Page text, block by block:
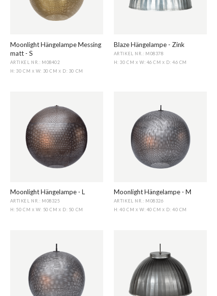
Moonlight Hängelampe Messing
matt - S
ARTIKEL NR.: M08402
H: 30 CM X W: 30 CM X D: 30 CM
Blaze Hängelampe - Zink
ARTIKEL NR.: M08378
H: 30 CM X W: 46 CMX D: 46 CM
Moonlight Hängelampe - L
ARTIKEL NR.: M08325
H: 50 CM X W: 50 CM X D: 50 CM
Moonlight Hängelampe - M
ARTIKEL NR.: M08326
H: 40 CM X W: 40 CMX D: 40 CM